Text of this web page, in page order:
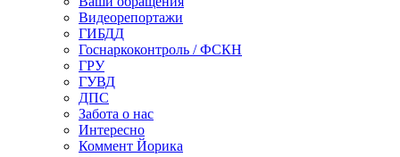
Видеорепортажи
ГИБДД
Госнаркоконтроль / ФСКН
ГРУ
ГУВД
ДПС
Забота о нас
Интересно
Коммент Йорика